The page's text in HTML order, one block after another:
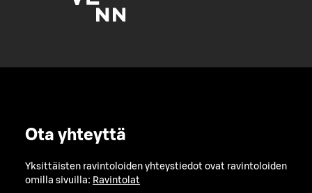
Ota yhteyttä
Yksittäisten ravintoloiden yhteystiedot ovat ravintoloiden
omilla sivuilla: Ravintolat